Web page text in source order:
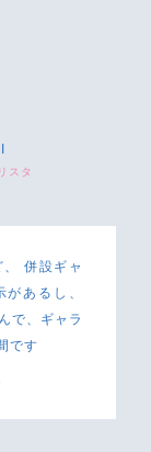
スタ
併設ギャ
あるし、
で、ギャラ
です